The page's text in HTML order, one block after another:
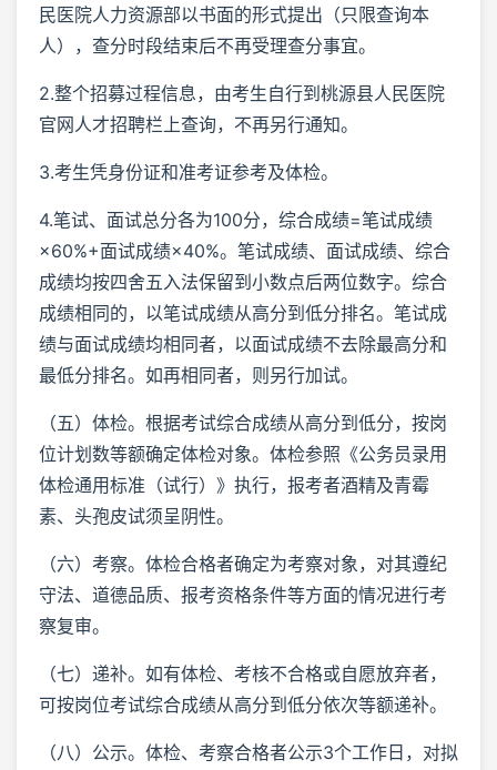
民医院人力资源部以书面的形式提出（只限查询本
人），查分时段结束后不再受理查分事宜。
2.整个招募过程信息，由考生自行到桃源县人民医院
官网人才招聘栏上查询，不再另行通知。
3.考生凭身份证和准考证参考及体检。
4.笔试、面试总分各为100分，综合成绩=笔试成绩
×60%+面试成绩×40%。笔试成绩、面试成绩、综合
成绩均按四舍五入法保留到小数点后两位数字。综合
成绩相同的，以笔试成绩从高分到低分排名。笔试成
绩与面试成绩均相同者，以面试成绩不去除最高分和
最低分排名。如再相同者，则另行加试。
（五）体检。根据考试综合成绩从高分到低分，按岗
位计划数等额确定体检对象。体检参照《公务员录用
体检通用标准（试行）》执行，报考者酒精及青霉
素、头孢皮试须呈阴性。
（六）考察。体检合格者确定为考察对象，对其遵纪
守法、道德品质、报考资格条件等方面的情况进行考
察复审。
（七）递补。如有体检、考核不合格或自愿放弃者，
可按岗位考试综合成绩从高分到低分依次等额递补。
（八）公示。体检、考察合格者公示3个工作日，对拟